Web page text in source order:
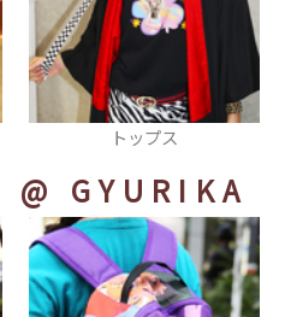
@ GYURIKA